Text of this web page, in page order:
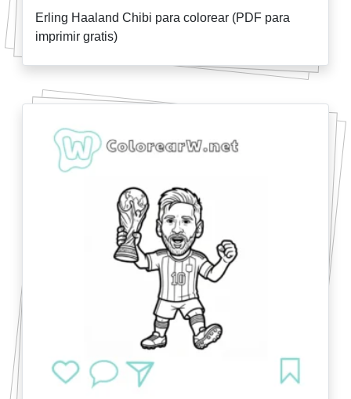
Erling Haaland Chibi para colorear (PDF para
imprimir gratis)